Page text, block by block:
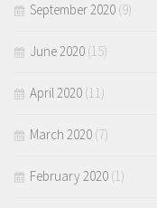
September 2020 (9)
June 2020 (15)
April 2020 (11)
March 2020 (7)
February 2020 (1)